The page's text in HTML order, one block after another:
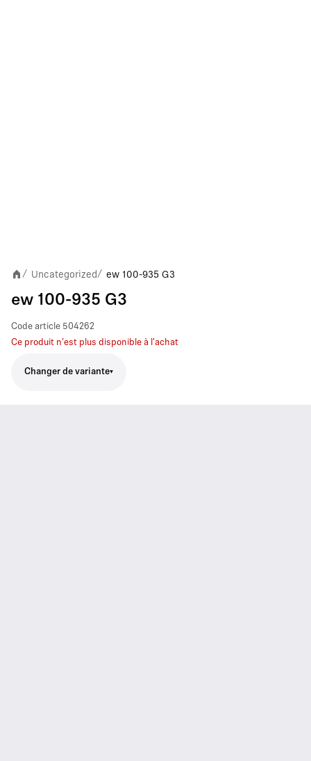
/ Uncategorized/ ew 100-935 G3
ew 100-935 G3
Code article 504262
Ce produit n'est plus disponible à l'achat
Changer de variante